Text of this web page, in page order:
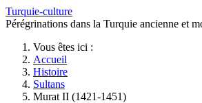
Turquie-culture
Pérégrinations dans la Turquie ancienne et
Vous êtes ici :
Accueil
Histoire
Sultans
Murat II (1421-1451)